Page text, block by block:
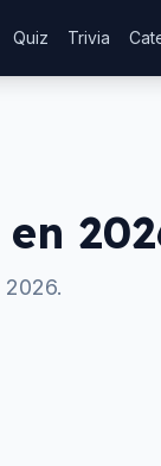
Quiz Trivia
2026.